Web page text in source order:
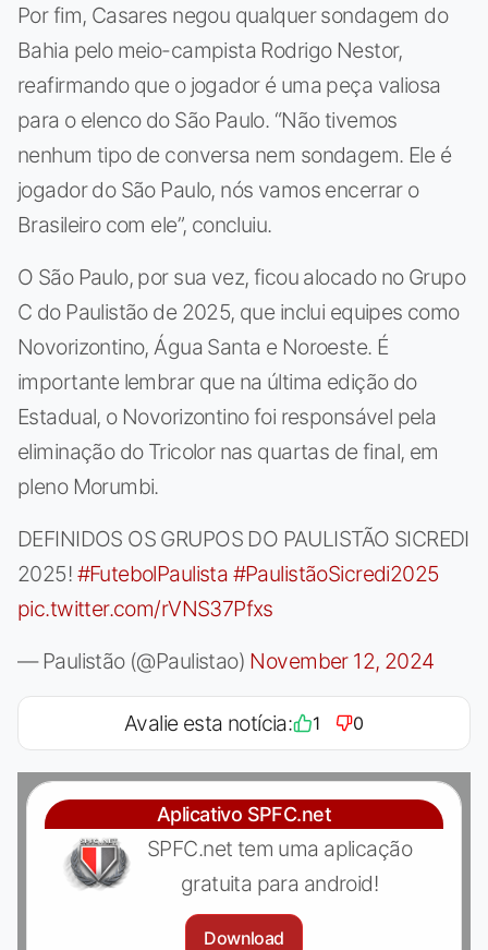
Por fim, Casares negou qualquer sondagem do
Bahia pelo meio-campista Rodrigo Nestor,
reafirmando que o jogador é uma peça valiosa
para o elenco do São Paulo. “Não tivemos
nenhum tipo de conversa nem sondagem. Ele é
jogador do São Paulo, nós vamos encerrar o
Brasileiro com ele”, concluiu.
O São Paulo, por sua vez, ficou alocado no Grupo
C do Paulistão de 2025, que inclui equipes como
Novorizontino, Água Santa e Noroeste. É
importante lembrar que na última edição do
Estadual, o Novorizontino foi responsável pela
eliminação do Tricolor nas quartas de final, em
pleno Morumbi.
DEFINIDOS OS GRUPOS DO PAULISTÃO SICREDI
2025! #FutebolPaulista #PaulistãoSicredi2025
pic.twitter.com/rVNS37Pfxs
— Paulistão (@Paulistao) November 12, 2024
Avalie esta notícia: 1 0
Aplicativo SPFC.net
SPFC.net tem uma aplicação
gratuita para android!
Download